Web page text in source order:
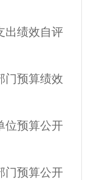
出绩效自评
门预算绩效
位预算公开
门预算公开